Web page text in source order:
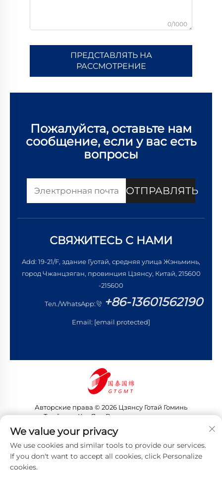
0/1000
ПРЕДСТАВЛЯТЬ НА
РАССМОТРЕНИЕ
Пожалуйста, оставьте нам
сообщение, если у вас есть
вопросы
ОТПРАВЛЯТЬ
СВЯЖИТЕСЬ С НАМИ
Add: 19-21/F, здание Гуотай, средняя улица Жэньминь,
город Чжанцзяган, провинция Цзянсу, Китай, 215600
-215600
Тел./WhatsApp: +86-13601562190
Email: [email protected]
Авторские права © 2026 Цзянсу Готай Гоминь
Трейдинг Ко., Лтд. Все права защищены
Политика конфиденциальности
We value your privacy
We use cookies and similar tools to provide our services.
If you don't want to accept all cookies, click Personalize
cookies.